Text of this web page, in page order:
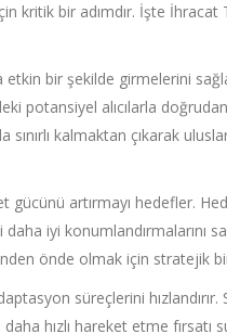
kritik bir adımdır. İşte İhracat
bir şekilde girmelerini
potansiyel alıcılarla
kalmaktan çıkarak
artırmayı hedefler.
iyi konumlandırmalarını
önde olmak için stratejik
süreçlerini hızlandırır.
hızlı hareket etme fırsatı